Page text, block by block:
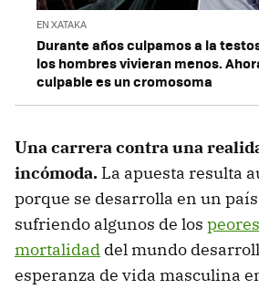
EN XATAKA
Durante años culpamos a la
los hombres vivieran menos.
culpable es un cromosoma
Una carrera contra una
incómoda. La apuesta resulta
porque se desarrolla en un
sufriendo algunos de los
mortalidad del mundo
esperanza de vida masculina